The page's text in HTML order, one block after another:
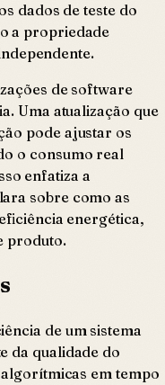
dados de teste do
a propriedade
de software
Uma atualização que
pode ajustar os
o consumo real
enfatiza a
sobre como as
energética,
produto.
de um sistema
da qualidade do
em tempo